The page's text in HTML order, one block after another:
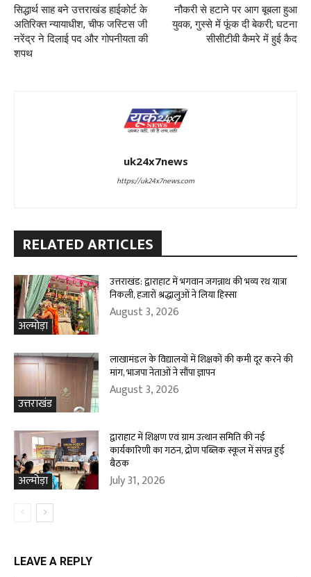
सिद्धार्थ साह बने उत्तराखंड हाईकोर्ट के
अतिरिक्त न्यायाधीश, चीफ जस्टिस जी
नरेंद्र ने दिलाई पद और गोपनीयता की
शपथ
नौकरी से हटाने पर आग बूबला हुआ
युवक, गुस्से में फूंक दी बेकरी; घटना
सीसीटीवी कैमरे में हुई कैद
uk24x7news
https://uk24x7news.com
RELATED ARTICLES
अल्मोड़ा
उत्तराखंड: द्वाराहाट में भगवान जगन्नाथ की भव्य रथ यात्रा
निकली, हजारों श्रद्धालुओं ने लिया हिस्सा
August 3, 2026
उत्तराखंड
लाखामंडल के विद्यालयों में शिक्षकों की कमी दूर करने की
मांग, भाजपा नेताओं ने सौंपा ज्ञापन
August 3, 2026
अल्मोड़ा
द्वाराहाट में शिक्षण एवं ग्राम उत्थान समिति की नई
कार्यकारिणी का गठन, द्रोण पब्लिक स्कूल में संपन्न हुई
बैठक
July 31, 2026
LEAVE A REPLY